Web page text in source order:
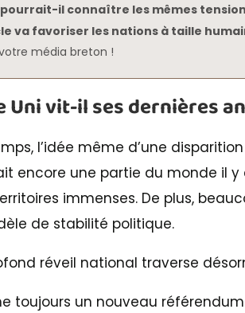
pourrait-il connaître les mêmes
va favoriser les nations à taille
média breton !
Uni vit-il ses dernières
l’idée même d’une
encore une partie du monde il y
immenses. De plus,
de stabilité politique.
réveil national traverse
toujours un nouveau